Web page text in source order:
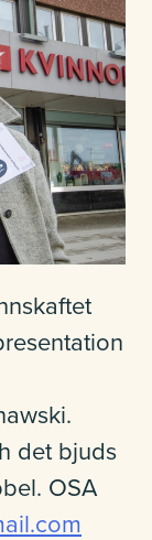
det bjuds
OSA